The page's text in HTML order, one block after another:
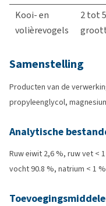
Kooi- en
volièrevogels
2 tot
Samenstelling
Producten van de
propyleenglycol,
Analytische
Ruw eiwit 2,6 %, ruw vet <
vocht 90.8 %, natrium < 1